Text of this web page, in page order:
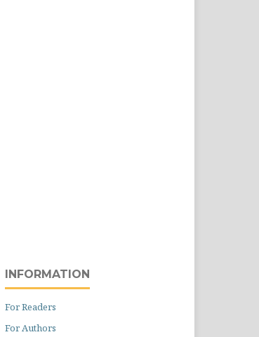
INFORMATION
For Readers
For Authors